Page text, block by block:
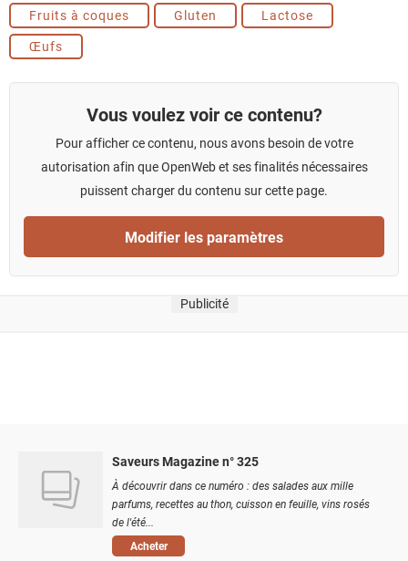
Fruits à coques Gluten
Lactose
Œufs
Vous voulez voir ce contenu?
Pour afficher ce contenu, nous avons besoin de votre
autorisation afin que OpenWeb et ses finalités nécessaires
puissent charger du contenu sur cette page.
Modifier les paramètres
Publicité
Saveurs Magazine n° 325
À découvrir dans ce numéro : des salades aux mille
parfums, recettes au thon, cuisson en feuille, vins rosés
de l'été...
Acheter